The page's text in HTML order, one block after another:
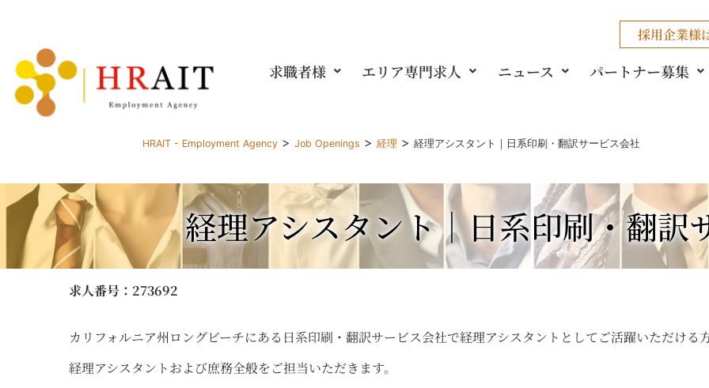
求職者様
採用企業様
エリア専門求人 ニュース パートナー募集
HRAIT - Employment Agency > Job Openings > 経理 > 経理アシスタント｜日系印刷・翻訳サービス会社
経理アシスタント｜日系印刷・翻訳
求人番号 ：273692
カリフォルニア州ロングビーチにある日系印刷・翻訳サービス会社で経理アシスタントとしてご活躍いただける
経理アシスタントおよび庶務全般をご担当いただきます。